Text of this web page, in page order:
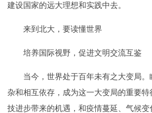
建设国家的远大理想和实践中去。
来到北大，要读懂世界
培养国际视野，促进文明交流互鉴
当今，世界处于百年未有之大变局。
杂和相互依存，成为这一大变局的重要
技进步带来的机遇，和疫情蔓延、气候